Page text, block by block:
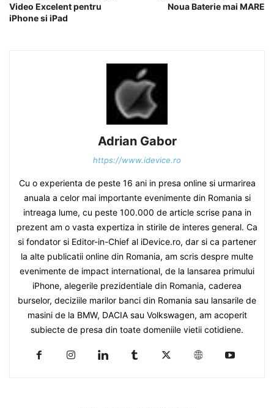
Video Excelent pentru
iPhone si iPad
Noua Baterie mai MARE
Adrian Gabor
https://www.idevice.ro
Cu o experienta de peste 16 ani in presa online si urmarirea
anuala a celor mai importante evenimente din Romania si
intreaga lume, cu peste 100.000 de article scrise pana in
prezent am o vasta expertiza in stirile de interes general. Ca
si fondator si Editor-in-Chief al iDevice.ro, dar si ca partener
la alte publicatii online din Romania, am scris despre multe
evenimente de impact international, de la lansarea primului
iPhone, alegerile prezidentiale din Romania, caderea
burselor, deciziile marilor banci din Romania sau lansarile de
masini de la BMW, DACIA sau Volkswagen, am acoperit
subiecte de presa din toate domeniile vietii cotidiene.